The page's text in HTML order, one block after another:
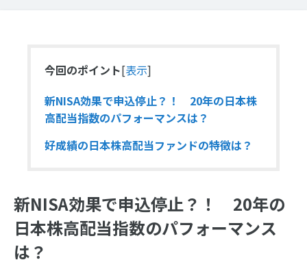
今回のポイント[表示]
新NISA効果で申込停止？！ 20年の日本株
高配当指数のパフォーマンスは？
好成績の日本株高配当ファンドの特徴は？
新NISA効果で申込停止？！ 20年の
日本株高配当指数のパフォーマンス
は？